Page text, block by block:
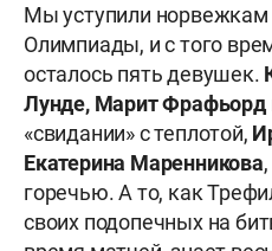
Мы уступили норвежкам
Олимпиады, и с того
осталось пять девушек.
Лунде, Марит Фрафьорд
«свидании» с теплотой,
Екатерина Маренникова
горечью. А то, как
своих подопечных на